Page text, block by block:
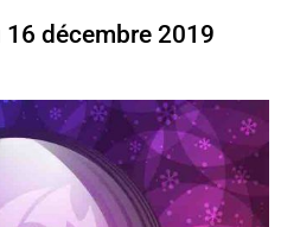
décembre 2019